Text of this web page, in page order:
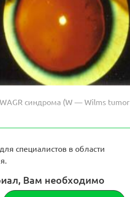
синдрома (W — Wilms tumor
специалистов в области
Вам необходимо